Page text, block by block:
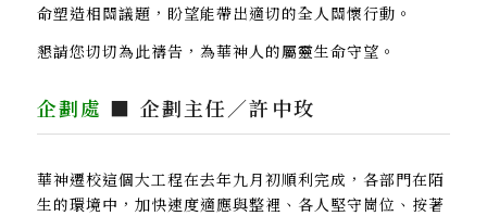
命塑造相關議題，盼望能帶出適切的全人關懷行動。
懇請您切切為此禱告，為華神人的屬靈生命守望。
企劃處 ■ 企劃主任／許中玫
華神遷校這個大工程在去年九月初順利完成，各部門在陌
生的環境中，加快速度適應與整裡、各人堅守崗位、按著